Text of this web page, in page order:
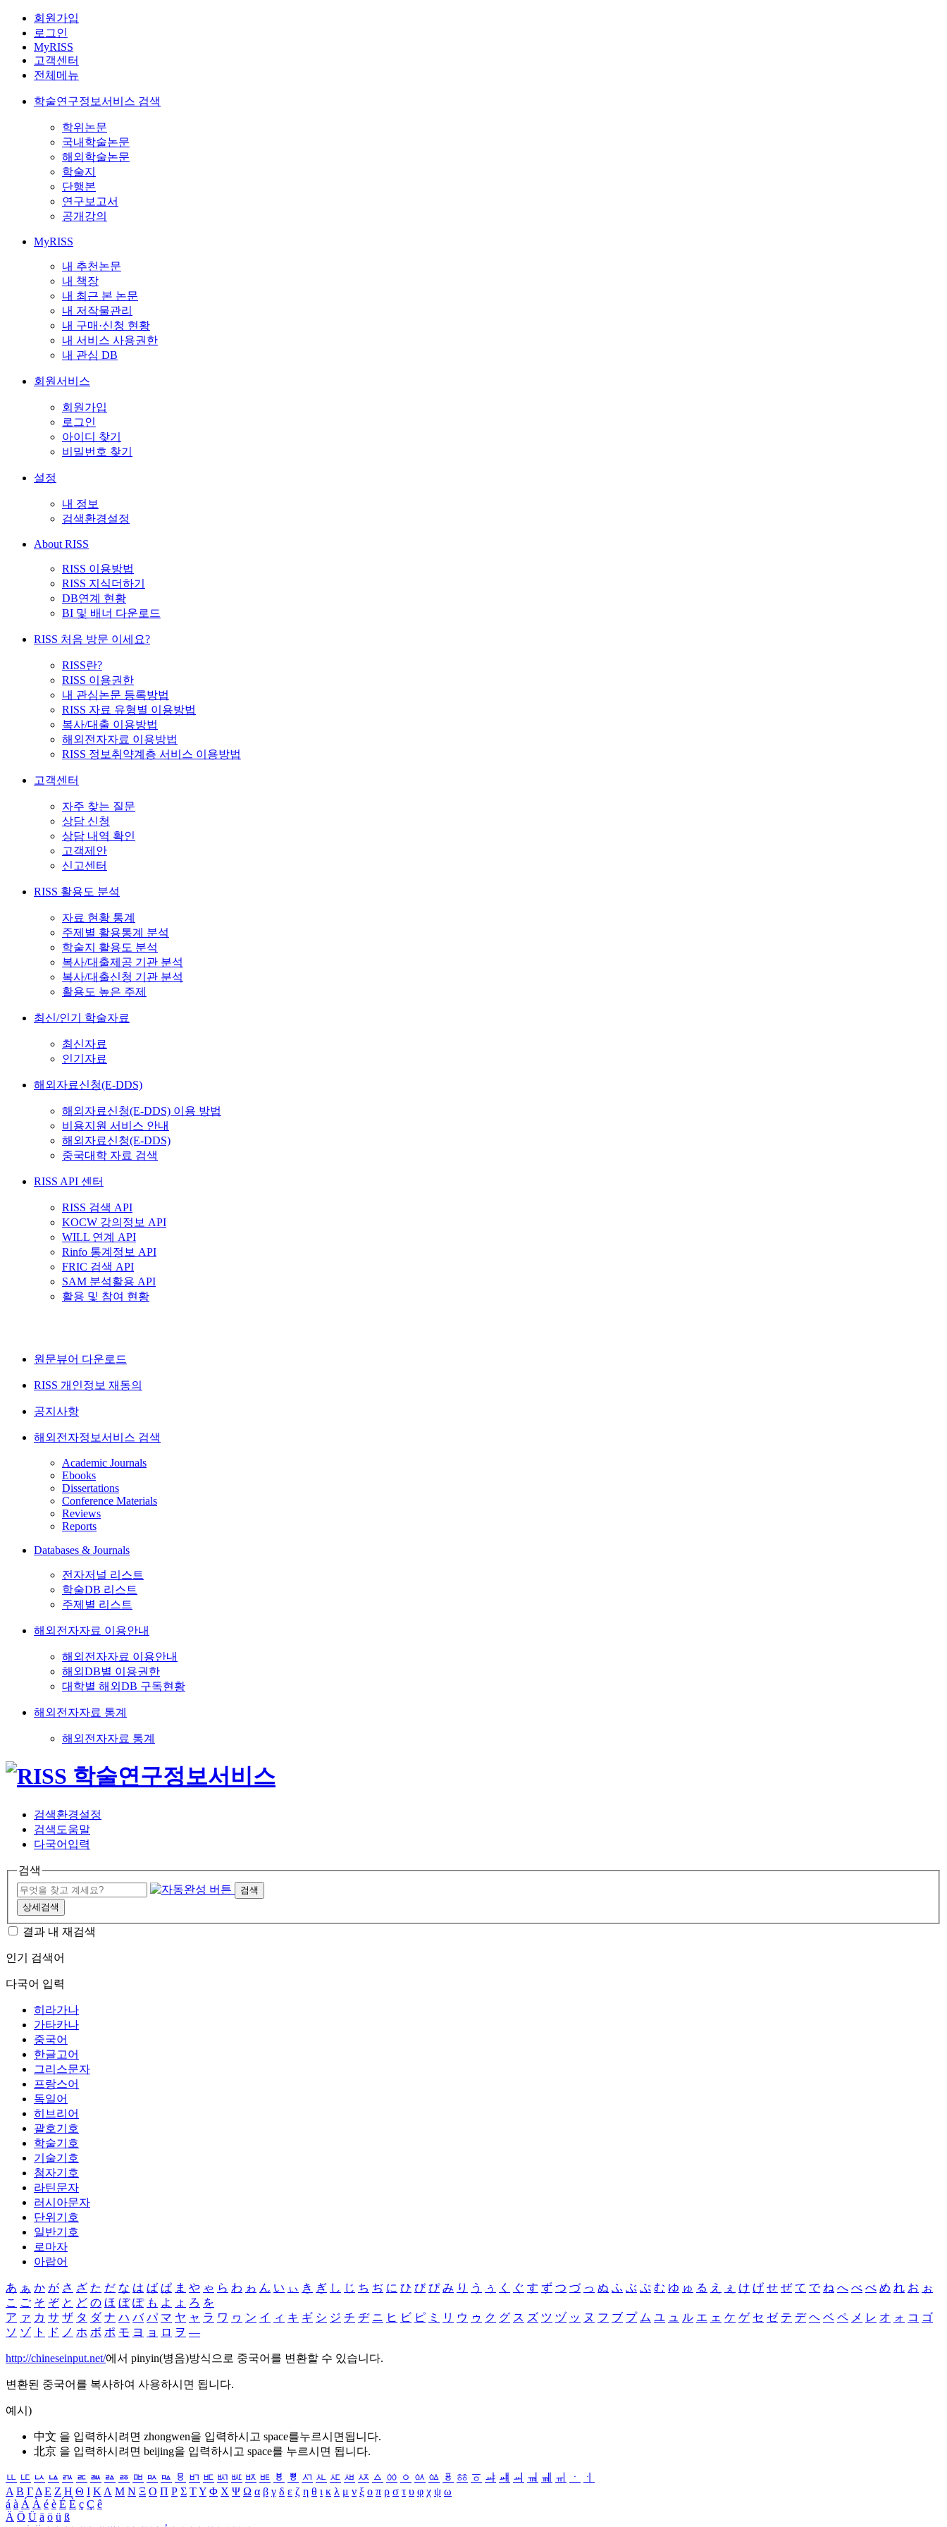
회원가입
로그인
MyRISS
고객센터
전체메뉴
학술연구정보서비스 검색
학위논문
국내학술논문
해외학술논문
학술지
단행본
연구보고서
공개강의
MyRISS
내 추천논문
내 책장
내 최근 본 논문
내 저작물관리
내 구매·신청 현황
내 서비스 사용권한
내 관심 DB
회원서비스
회원가입
로그인
아이디 찾기
비밀번호 찾기
설정
내 정보
검색환경설정
About RISS
RISS 이용방법
RISS 지식더하기
DB연계 현황
BI 및 배너 다운로드
RISS 처음 방문 이세요?
RISS란?
RISS 이용권한
내 관심논문 등록방법
RISS 자료 유형별 이용방법
복사/대출 이용방법
해외전자자료 이용방법
RISS 정보취약계층 서비스 이용방법
고객센터
자주 찾는 질문
상담 신청
상담 내역 확인
고객제안
신고센터
RISS 활용도 분석
자료 현황 통계
주제별 활용통계 분석
학술지 활용도 분석
복사/대출제공 기관 분석
복사/대출신청 기관 분석
활용도 높은 주제
최신/인기 학술자료
최신자료
인기자료
해외자료신청(E-DDS)
해외자료신청(E-DDS) 이용 방법
비용지원 서비스 안내
해외자료신청(E-DDS)
중국대학 자료 검색
RISS API 센터
RISS 검색 API
KOCW 강의정보 API
WILL 연계 API
Rinfo 통계정보 API
FRIC 검색 API
SAM 분석활용 API
활용 및 참여 현황
원문뷰어 다운로드
RISS 개인정보 재동의
공지사항
해외전자정보서비스 검색
Academic Journals
Ebooks
Dissertations
Conference Materials
Reviews
Reports
Databases & Journals
전자저널 리스트
학술DB 리스트
주제별 리스트
해외전자자료 이용안내
해외전자자료 이용안내
해외DB별 이용권한
대학별 해외DB 구독현황
해외전자자료 통계
해외전자자료 통계
검색환경설정
검색도움말
다국어입력
검색
검색
상세검색
결과 내 재검색
인기 검색어
다국어 입력
히라가나
가타카나
중국어
한글고어
그리스문자
프랑스어
독일어
히브리어
괄호기호
학술기호
기술기호
첨자기호
라틴문자
러시아문자
단위기호
일반기호
로마자
아랍어
あ ぁ か が さ ざ た だ な は ば ぱ ま や ゃ ら わ ゎ ん い ぃ き ぎ し じ ち ぢ に ひ び ぴ み り う ぅ く ぐ す ず つ づ っ ぬ ふ ぶ ぷ む ゆ ゅ る え ぇ け げ せ ぜ て で ね へ べ ぺ め れ お ぉ
こ ご そ ぞ と ど の ほ ぼ ぽ も よ ょ ろ を
ア ァ カ サ ザ タ ダ ナ ハ バ パ マ ヤ ャ ラ ワ ヮ ン イ ィ キ ギ シ ジ チ ヂ ニ ヒ ビ ピ ミ リ ウ ゥ ク グ ス ズ ツ ヅ ッ ヌ フ ブ プ ム ユ ュ ル エ ェ ケ ゲ セ ゼ テ デ ヘ ベ ペ メ レ オ ォ コ ゴ
ソ ゾ ト ド ノ ホ ボ ポ モ ヨ ョ ロ ヲ ―
http://chineseinput.net/에서 pinyin(병음)방식으로 중국어를 변환할 수 있습니다.
변환된 중국어를 복사하여 사용하시면 됩니다.
예시)
中文 을 입력하시려면 zhongwen을 입력하시고 space를누르시면됩니다.
北京 을 입력하시려면 beijing을 입력하시고 space를 누르시면 됩니다.
ㅥ ㅦ ㅧ ㅨ ㅩ ㅪ ㅫ ㅬ ㅭ ㅮ ㅯ ㅰ ㅱ ㅲ ㅳ ㅴ ㅵ ㅶ ㅷ ㅸ ㅹ ㅺ ㅻ ㅼ ㅽ ㅾ ㅿ ㆀ ㆁ ㆂ ㆃ ㆄ ㆅ ㆆ ㆇ ㆈ ㆉ ㆊ ㆋ ㆌ ㆍ
ㆎ
Α Β ΓΔ Ε Ζ Η Θ Ι ΚΛ Μ Ν Ξ Ο Π Ρ Σ ΤΥ Φ Χ Ψ Ω α β γ δ ε ζ η θ ι κ λ μ ν ξ ο π ρ σ τ υ φ χ ψ ω
á à Á À é è É È ç Ç ê
Ä Ö Ü ä ö ü ß